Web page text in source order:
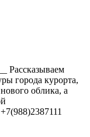
Рассказываем
города курорта,
облика, а